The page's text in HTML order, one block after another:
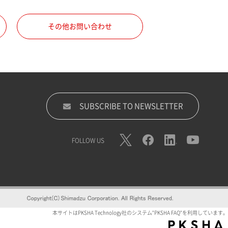
その他お問い合わせ
SUBSCRIBE TO NEWSLETTER
FOLLOW US
本サイトはPKSHA Technology社のシステム"PKSHA FAQ"を利用しています。